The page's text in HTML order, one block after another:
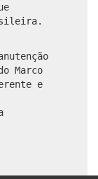
Marco
e